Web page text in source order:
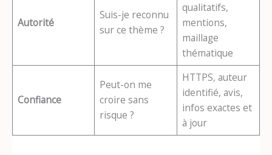
Autorité
Suis-je reconnu
sur ce thème ?
qualitatifs,
mentions,
maillage
thématique
Confiance
Peut-on me
croire sans
risque ?
HTTPS, auteur
identifié, avis,
infos exactes et
à jour